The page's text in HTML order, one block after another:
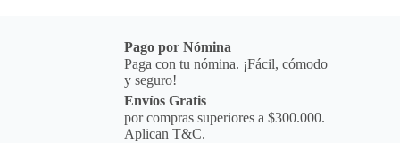
Pago por Nómina
Paga con tu nómina. ¡Fácil, cómodo
y seguro!
Envíos Gratis
por compras superiores a $300.000.
Aplican T&C.